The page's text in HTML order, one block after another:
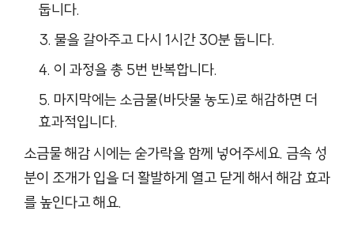
둡니다.
물을 갈아주고 다시 1시간 30분 둡니다.
이 과정을 총 5번 반복합니다.
마지막에는 소금물(바닷물 농도)로 해감하면 더
효과적입니다.
소금물 해감 시에는 숟가락을 함께 넣어주세요. 금속 성
분이 조개가 입을 더 활발하게 열고 닫게 해서 해감 효과
를 높인다고 해요.